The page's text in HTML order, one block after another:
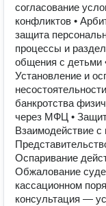
согласование
конфликтов •
защита
процессы и
общения с детьми
Установление и
банкротства
через МФЦ •
Взаимодействие с
Оспаривание
Обжалование
кассационном
консультация —